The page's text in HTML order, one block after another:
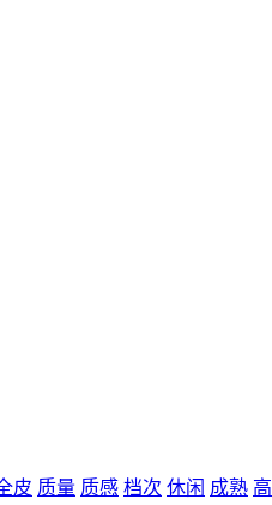
皮 质量 质感 档次 休闲 成熟